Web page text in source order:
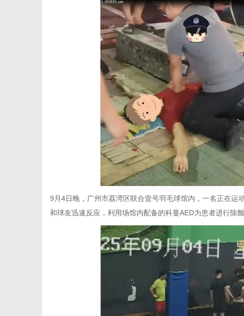
9月4日晚，广州市荔湾区联合壹号羽毛球馆内，一名正在
和球友迅速反应，利用场馆内配备的科曼AED为患者进行除